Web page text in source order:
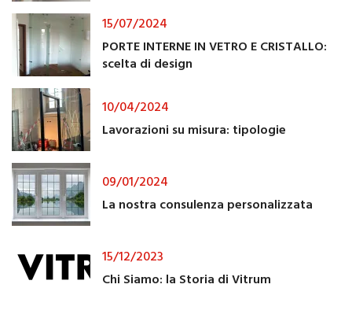
15/07/2024
PORTE INTERNE IN VETRO E CRISTALLO:
scelta di design
10/04/2024
Lavorazioni su misura: tipologie
09/01/2024
La nostra consulenza personalizzata
15/12/2023
Chi Siamo: la Storia di Vitrum